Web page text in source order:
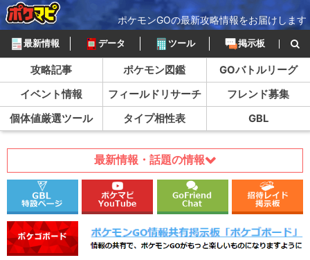
ポケモンGOの最新攻略情報をお届けします
最新情報 データ ツール 掲示板
攻略記事 ポケモン図鑑
GOバトルリーグ
イベント情報
フィールドリサーチ
フレンド募集
個体値厳選ツール
タイプ相性表 GBL
最新情報・話題の情報